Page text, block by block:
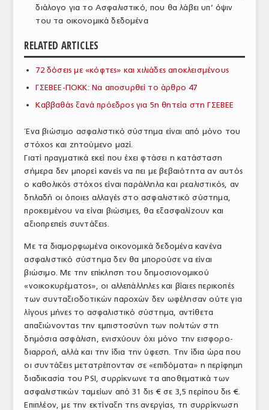
ΣΦΑΓΕΙΑ
ΠΡΩΤΕΣ ΥΛΕΣ
ΕΞΟΠΛΙΣΜΟΣ
ΝΟΜΟΘΕΣΙΑ
ΕΛΛΗΝΙΚΗ ΝΟΜΟΘΕΣΙΑ
ΤΟ ΠΕΡΙΟΔΙΚΟ
ΑΡΧΕΙΟ ΤΕΥΧΩΝ
ΣΥΝΕΔΡΙΟ ΚΡΕΑΤΟΣ
διάλογο για το Ασφαλιστικό, που θα λάβει υπ’ όψιν
του τα οικονομικά δεδομένα
RELATED ARTICLES
72 δόσεις με «κόφτες» και χιλιάδες αποκλεισμένους
ΓΣΕΒΕΕ-ΠΟΚΚ: Να αποσυρθεί το άρθρο 47
Καββαθάς ξανά πρόεδρος για 5η θητεία στη ΓΣΕΒΕΕ
Ένα βιώσιμο ασφαλιστικό σύστημα είναι από μόνο του
στόχος και ζητούμενο μαζί.
Γιατί πραγματικά εκεί που έχει φτάσει η κατάσταση
σήμερα δεν μπορεί κανείς να πει με βεβαιότητα αν αυτός
ο καθολικός στόχος είναι παράλληλα και ρεαλιστικός, αν
δηλαδή οι όποιες αλλαγές στο ασφαλιστικό σύστημα,
προκειμένου να είναι βιώσιμες, θα εξασφαλίζουν και
αξιοπρεπείς συντάξεις.
Με τα διαμορφωμένα οικονομικά δεδομένα κανένα
ασφαλιστικό σύστημα δεν θα μπορούσε να είναι
βιώσιμο. Με την επίκληση του δημοσιονομικού
«νοικοκυρέματος», οι αλλεπάλληλες και βίαιες περικοπές
των συνταξιοδοτικών παροχών δεν ωφέλησαν ούτε για
λίγους μήνες το ασφαλιστικό σύστημα, αντίθετα
απαξιώνοντας την εμπιστοσύνη των πολιτών στη
δημόσια ασφάλιση, ενισχύουν όχι μόνο την εισφορο-
διαρροή, αλλά και την ίδια την ύφεση. Την ίδια ώρα που
οι συντάξεις μετατρέπονταν σε «επιδόματα» η περίφημη
διαδικασία του PSI, συρρίκνωνε τα αποθεματικά των
ασφαλιστικών ταμείων από 31 δις € σε 3,5 περίπου δις €.
Επιπλέον, με την εκτίναξη της ανεργίας, τη συρρίκνωση